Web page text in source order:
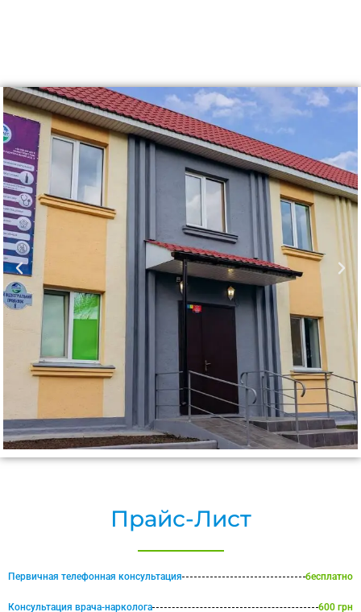
Прайс-Лист
Первичная телефонная консультация бесплатно
Консультация врача-нарколога 600 грн